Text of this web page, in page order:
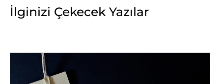
İlginizi Çekecek Yazılar